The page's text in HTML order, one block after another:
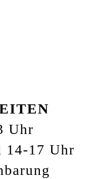
Uhr
14-17 Uhr